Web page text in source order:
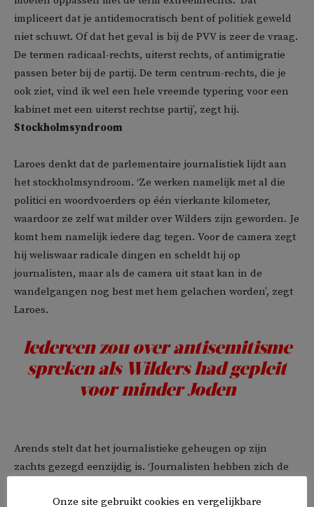
impliceert dat je antidemocratisch bent of politiek geweld
niet schuwt. Of dat het geval is bij de PVV is zeer de vraag.
De termen radicaal-rechts, uiterst rechts, of antimigratie
passen beter bij de partij. De term centrum-rechts, die je
ook ziet, vind ik wel een hele vreemde typering voor een
kabinet met een uiterst rechtse partij’, zegt hij.
Stockholmsyndroom
Laroes denkt dat de parlementaire journalistiek lijdt aan
het stockholmsyndroom. ‘Ze werken namelijk met al die
politici en woordvoerders op één vierkante kilometer,
waardoor ze zelf wat milder over Wilders zijn geworden. Je
komt hem namelijk iedere dag tegen. Voor de camera zegt
hij weliswaar radicale dingen en scheldt hij op
journalisten, maar als de camera uit staat kan in de
wandelgangen nog best met hem gelachen worden’, zegt
Laroes.
Iedereen zou over antisemitisme
spreken als Wilders had gepleit
voor minder Joden
Arends stelt dat het journalistieke geheugen op zijn
zachts gezegd eenzijdig is. ‘Journalisten hebben zich de
antisemitisme in Europa eigen gemaakt. Ze willen
Onze site gebruikt cookies en vergelijkbare